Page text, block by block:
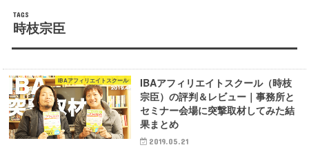
時枝宗臣
IBAアフィリエイトスクール
IBAアフィリエイトスクール（時枝
宗臣）の評判＆レビュー｜事務所と
セミナー会場に突撃取材してみた結
果まとめ
2019.05.21